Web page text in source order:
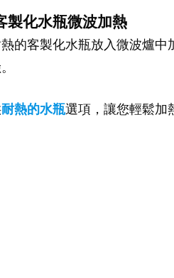
製化水瓶微波加熱
的客製化水瓶放入微波爐
耐熱的水瓶選項，讓您輕鬆加